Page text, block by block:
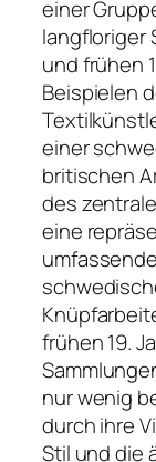
einer
langfloriger
und frühen
Beispielen
einer
britischen
des
eine
frühen 19.
nur wenig
durch ihre
Stil und die